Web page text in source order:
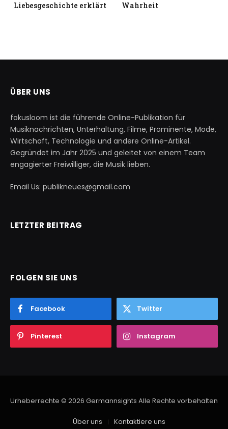
Liebesgeschichte erklärt
Wahrheit
ÜBER UNS
fokusloom ist die führende Online-Publikation für
Musiknachrichten, Unterhaltung, Filme, Prominente, Mode,
Wirtschaft, Technologie und andere Online-Artikel.
Gegründet im Jahr 2025 und geleitet von einem Team
engagierter Freiwilliger, die Musik lieben.
Email Us: publikneues@gmail.com
LETZTER BEITRAG
FOLGEN SIE UNS
Facebook Twitter
Pinterest Instagram
Urheberrechte © 2026 Germannsights Alle Rechte vorbehalten
Über uns Kontaktiere uns